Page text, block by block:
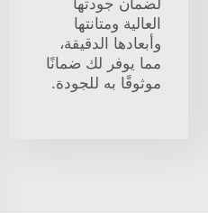
لضمان جودتها
العالية ومتانتها
وأبعادها الدقيقة،
مما يوفر لك ضمانًا
موثوقًا به للجودة.